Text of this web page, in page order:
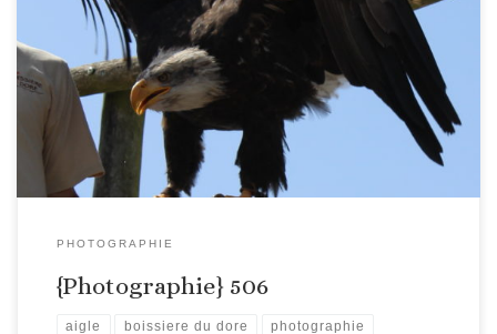
PHOTOGRAPHIE
{Photographie} 506
aigle boissiere du dore photographie